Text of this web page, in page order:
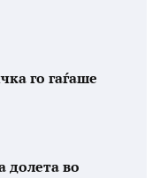
го гаѓаше
долета во